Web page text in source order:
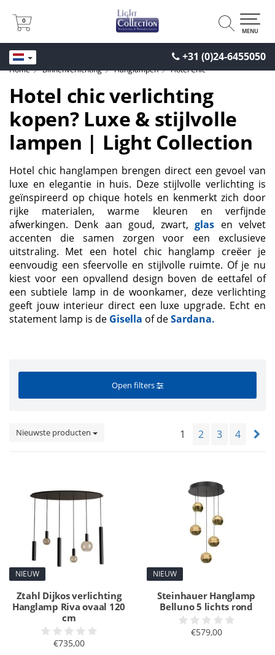
+31 (0)24-6455050
0
0
MENU
Home Binnenverlichting Hanglampen Hotel Chic
Hotel chic verlichting
kopen? Luxe & stijlvolle
lampen | Light Collection
Hotel chic hanglampen brengen direct een gevoel van
luxe en elegantie in huis. Deze stijlvolle verlichting is
geïnspireerd op chique hotels en kenmerkt zich door
rijke materialen, warme kleuren en verfijnde
afwerkingen. Denk aan goud, zwart,glas en velvet
accenten die samen zorgen voor een exclusieve
uitstraling. Met een hotel chic hanglamp creëer je
eenvoudig een sfeervolle en stijlvolle ruimte. Of je nu
kiest voor een opvallend design boven de eettafel of
een subtiele lamp in de woonkamer, deze verlichting
geeft jouw interieur direct een luxe upgrade. Echt en
statement lamp is de Gisella of deSardana.
Open filters
Nieuwste producten 1 2 3 4
NIEUW
Ztahl Dijkos verlichting
Hanglamp Riva ovaal 120
cm
€735,00
NIEUW
Steinhauer Hanglamp
Belluno 5 lichts rond
€579,00